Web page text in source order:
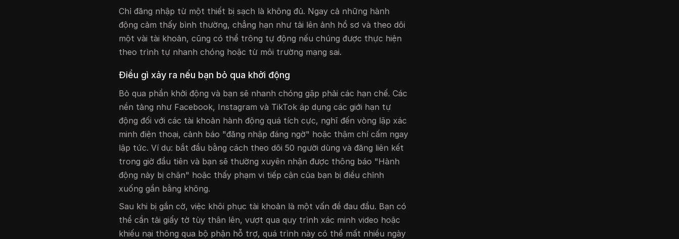
Chỉ đăng nhập từ một thiết bị sạch là không đủ. Ngay cả những hành
động cảm thấy bình thường, chẳng hạn như tải lên ảnh hồ sơ và theo dõi
một vài tài khoản, cũng có thể trông tự động nếu chúng được thực hiện
theo trình tự nhanh chóng hoặc từ môi trường mạng sai.
Điều gì xảy ra nếu bạn bỏ qua khởi động
Bỏ qua phần khởi động và bạn sẽ nhanh chóng gặp phải các hạn chế. Các
nền tảng như Facebook, Instagram và TikTok áp dụng các giới hạn tự
động đối với các tài khoản hành động quá tích cực, nghĩ đến vòng lặp xác
minh điện thoại, cảnh báo "đăng nhập đáng ngờ" hoặc thậm chí cấm ngay
lập tức. Ví dụ: bắt đầu bằng cách theo dõi 50 người dùng và đăng liên kết
trong giờ đầu tiên và bạn sẽ thường xuyên nhận được thông báo "Hành
động này bị chặn" hoặc thấy phạm vi tiếp cận của bạn bị điều chỉnh
xuống gần bằng không.
Sau khi bị gắn cờ, việc khôi phục tài khoản là một vấn đề đau đầu. Bạn có
thể cần tải giấy tờ tùy thân lên, vượt qua quy trình xác minh video hoặc
khiếu nại thông qua bộ phận hỗ trợ, quá trình này có thể mất nhiều ngày